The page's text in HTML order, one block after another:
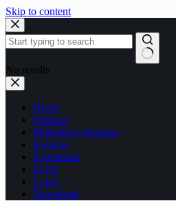
Skip to content
No results
Home
Edukasi
Mahasiswa Kesmas
Kampus
Komunitas
Event
Loker
Download